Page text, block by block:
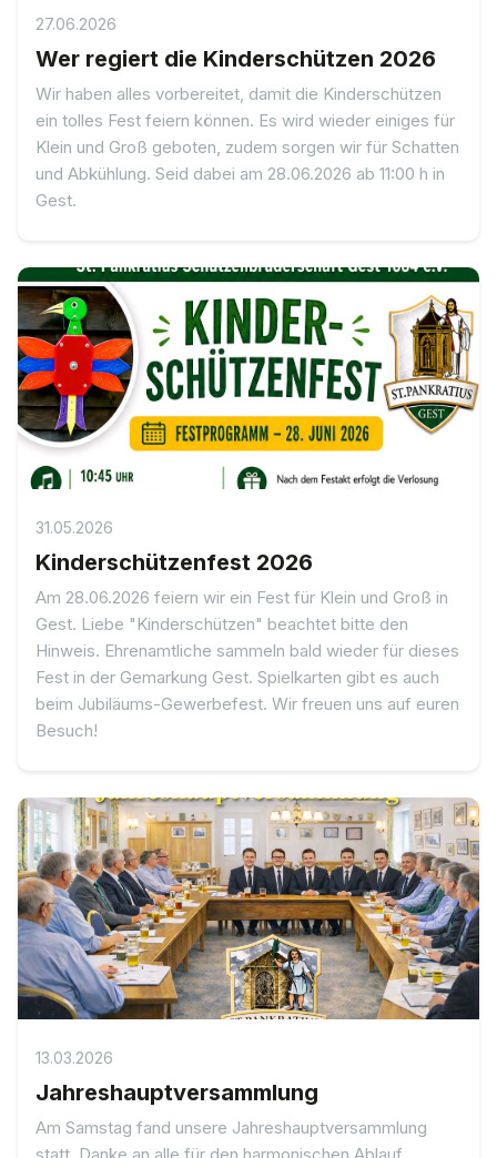
27.06.2026
Wer regiert die Kinderschützen 2026
Wir haben alles vorbereitet, damit die Kinderschützen
ein tolles Fest feiern können. Es wird wieder einiges für
Klein und Groß geboten, zudem sorgen wir für Schatten
und Abkühlung. Seid dabei am 28.06.2026 ab 11:00 h in
Gest.
31.05.2026
Kinderschützenfest 2026
Am 28.06.2026 feiern wir ein Fest für Klein und Groß in
Gest. Liebe "Kinderschützen" beachtet bitte den
Hinweis. Ehrenamtliche sammeln bald wieder für dieses
Fest in der Gemarkung Gest. Spielkarten gibt es auch
beim Jubiläums-Gewerbefest. Wir freuen uns auf euren
Besuch!
13.03.2026
Jahreshauptversammlung
Am Samstag fand unsere Jahreshauptversammlung